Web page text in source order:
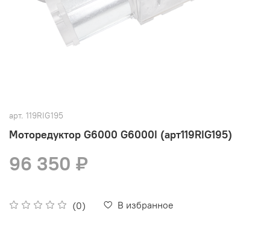
арт. 119RIG195
Моторедуктор G6000 G6000I (арт119RIG195)
(0) В избранное
96 350 ₽